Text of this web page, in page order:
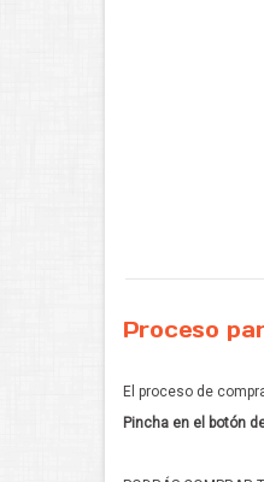
Proceso
El proceso de
Pincha en el botón